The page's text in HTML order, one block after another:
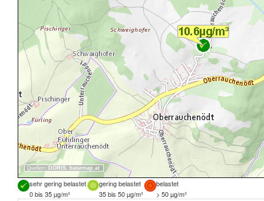
Quellen: DORIS, basemap.at
sehr gering belastet gering belastet
belastet
0 bis 35 µg/m³
35 bis 50 µg/m³ > 50 µg/m³